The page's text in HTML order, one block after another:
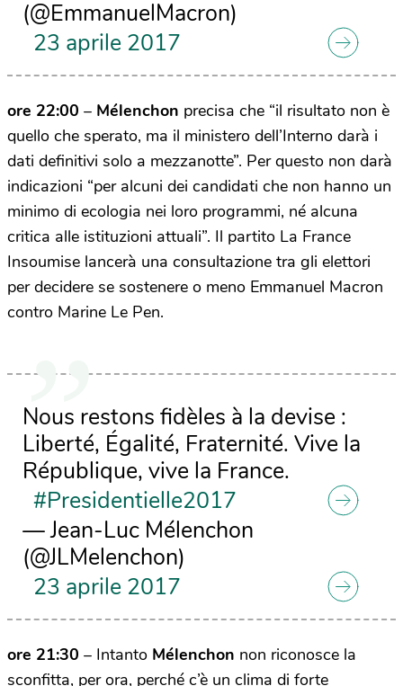
(@EmmanuelMacron)
23 aprile 2017
ore 22:00 – Mélenchon precisa che “il risultato non è
quello che sperato, ma il ministero dell’Interno darà i
dati definitivi solo a mezzanotte”. Per questo non darà
indicazioni “per alcuni dei candidati che non hanno un
minimo di ecologia nei loro programmi, né alcuna
critica alle istituzioni attuali”. Il partito La France
Insoumise lancerà una consultazione tra gli elettori
per decidere se sostenere o meno Emmanuel Macron
contro Marine Le Pen.
Nous restons fidèles à la devise :
Liberté, Égalité, Fraternité. Vive la
République, vive la France.
#Presidentielle2017
— Jean-Luc Mélenchon
(@JLMelenchon)
23 aprile 2017
ore 21:30 – Intanto Mélenchon non riconosce la
sconfitta, per ora, perché c’è un clima di forte